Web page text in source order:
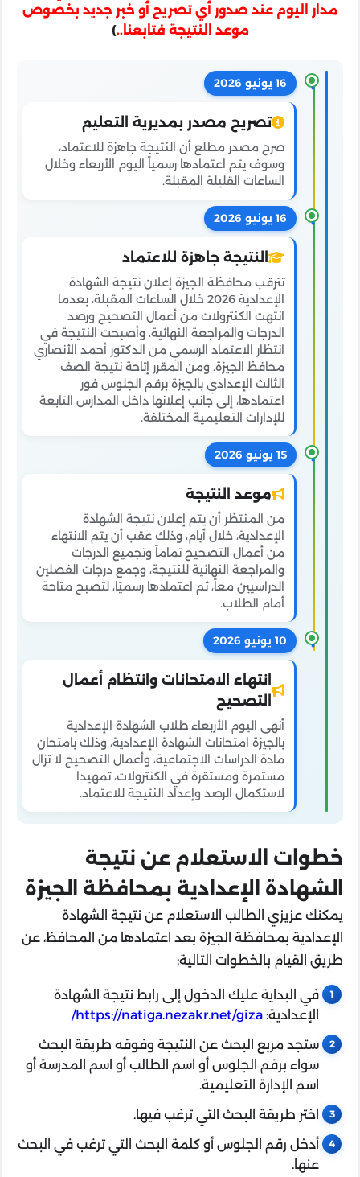
مدار اليوم عند صدور أي تصريح أو خبر جديد بخصوص
موعد النتيجة فتابعنا..)
16 يونيو 2026
تصريح مصدر بمديرية التعليم
صرح مصدر مطلع أن النتيجة جاهزة للاعتماد،
وسوف يتم اعتمادها رسمياً اليوم الأربعاء وخلال
الساعات القليلة المقبلة.
16 يونيو 2026
النتيجة جاهزة للاعتماد
تترقب محافظة الجيزة إعلان نتيجة الشهادة
الإعدادية 2026 خلال الساعات المقبلة، بعدما
انتهت الكنترولات من أعمال التصحيح ورصد
الدرجات والمراجعة النهائية، وأصبحت النتيجة في
انتظار الاعتماد الرسمي من الدكتور أحمد الأنصاري
محافظ الجيزة. ومن المقرر إتاحة نتيجة الصف
الثالث الإعدادي بالجيزة برقم الجلوس فور
اعتمادها، إلى جانب إعلانها داخل المدارس التابعة
للإدارات التعليمية المختلفة.
15 يونيو 2026
موعد النتيجة
من المنتظر أن يتم إعلان نتيجة الشهادة
الإعدادية، خلال أيام، وذلك عقب أن يتم الانتهاء
من أعمال التصحيح تماماً وتجميع الدرجات
والمراجعة النهائية للنتيجة، وجمع درجات الفصلين
الدراسيين معاً، ثم اعتمادها رسميًا، لتصبح متاحة
أمام الطلاب.
10 يونيو 2026
انتهاء الامتحانات وانتظام أعمال
التصحيح
أنهى اليوم الأربعاء طلاب الشهادة الإعدادية
بالجيزة امتحانات الشهادة الإعدادية، وذلك بامتحان
مادة الدراسات الاجتماعية، وأعمال التصحيح لا تزال
مستمرة ومستقرة في الكنترولات، تمهيدا
لاستكمال الرصد وإعداد النتيجة للاعتماد.
خطوات الاستعلام عن نتيجة
الشهادة الإعدادية بمحافظة الجيزة
يمكنك عزيزي الطالب الاستعلام عن نتيجة الشهادة
الإعدادية بمحافظة الجيزة بعد اعتمادها من المحافظ، عن
طريق القيام بالخطوات التالية:
في البداية عليك الدخول إلى رابط نتيجة الشهادة
الإعدادية: https://natiga.nezakr.net/giza/
ستجد مربع البحث عن النتيجة وفوقه طريقة البحث
سواء برقم الجلوس أو اسم الطالب أو اسم المدرسة أو
اسم الإدارة التعليمية.
اختر طريقة البحث التي ترغب فيها.
أدخل رقم الجلوس أو كلمة البحث التي ترغب في البحث
عنها.